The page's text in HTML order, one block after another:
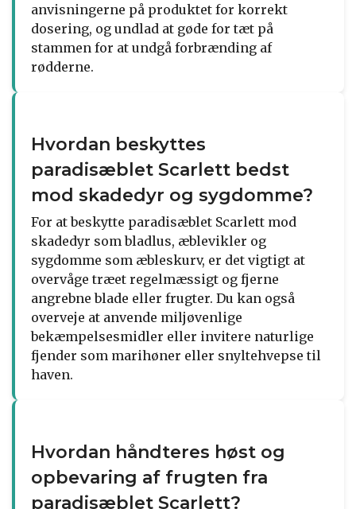
anvisningerne på produktet for korrekt
dosering, og undlad at gøde for tæt på
stammen for at undgå forbrænding af
rødderne.
Hvordan beskyttes
paradisæblet Scarlett bedst
mod skadedyr og sygdomme?
For at beskytte paradisæblet Scarlett mod
skadedyr som bladlus, æblevikler og
sygdomme som æbleskurv, er det vigtigt at
overvåge træet regelmæssigt og fjerne
angrebne blade eller frugter. Du kan også
overveje at anvende miljøvenlige
bekæmpelsesmidler eller invitere naturlige
fjender som marihøner eller snyltehvepse til
haven.
Hvordan håndteres høst og
opbevaring af frugten fra
paradisæblet Scarlett?